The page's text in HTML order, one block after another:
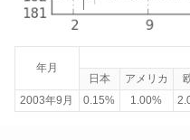
年月
日本
アメリカ
2003年9月
0.15% 1.00%